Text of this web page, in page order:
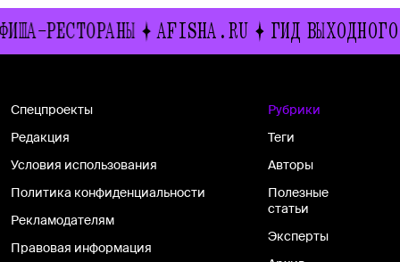
РЕСТОРАНЫ AFISHA.RU ГИД ВЫХОДНОГО ДНЯ
Спецпроекты
Редакция
Условия использования
Политика конфиденциальности
Рекламодателям
Правовая информация
Рубрики
Теги
Авторы
Полезные
статьи
Эксперты